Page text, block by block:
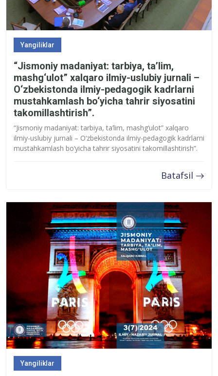
Yangiliklar
“Jismoniy madaniyat: tarbiya, ta’lim,
mashg‘ulot” xalqaro ilmiy-uslubiy jurnali –
O‘zbekistonda ilmiy-pedagogik kadrlarni
mustahkamlash bo‘yicha tahrir siyosatini
takomillashtirish”.
“Jismoniy madaniyat: tarbiya, ta’lim, mashg‘ulot” xalqaro
ilmiy-uslubiy jurnali – O‘zbekistonda ilmiy-pedagogik kadrlarni
mustahkamlash bo‘yicha tahrir siyosatini takomillashtirish”.
Batafsil
Yangiliklar